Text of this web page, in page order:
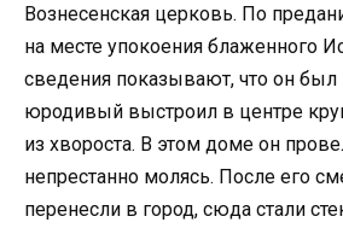
Вознесенская церковь. По
на месте упокоения блаженного
сведения показывают, что он
юродивый выстроил в центре
из хвороста. В этом доме он
непрестанно молясь. После его
перенесли в город, сюда стали